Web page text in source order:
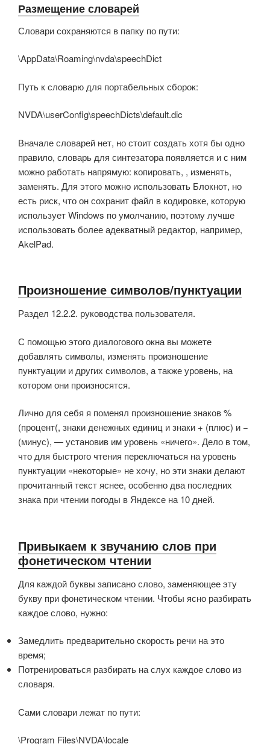
Размещение словарей
Словари сохраняются в папку по пути:
\AppData\Roaming\nvda\speechDict
Путь к словарю для портабельных сборок:
NVDA\userConfig\speechDicts\default.dic
Вначале словарей нет, но стоит создать хотя бы одно
правило, словарь для синтезатора появляется и с ним
можно работать напрямую: копировать, , изменять,
заменять. Для этого можно использовать Блокнот, но
есть риск, что он сохранит файл в кодировке, которую
использует Windows по умолчанию, поэтому лучше
использовать более адекватный редактор, например,
AkelPad.
Произношение символов/пунктуации
Раздел 12.2.2. руководства пользователя.
С помощью этого диалогового окна вы можете
добавлять символы, изменять произношение
пунктуации и других символов, а также уровень, на
котором они произносятся.
Лично для себя я поменял произношение знаков %
(процент(, знаки денежных единиц и знаки + (плюс) и −
(минус), — установив им уровень «ничего». Дело в том,
что для быстрого чтения переключаться на уровень
пунктуации «некоторые» не хочу, но эти знаки делают
прочитанный текст яснее, особенно два последних
знака при чтении погоды в Яндексе на 10 дней.
Привыкаем к звучанию слов при
фонетическом чтении
Для каждой буквы записано слово, заменяющее эту
букву при фонетическом чтении. Чтобы ясно разбирать
каждое слово, нужно:
Замедлить предварительно скорость речи на это
время;
Потренироваться разбирать на слух каждое слово из
словаря.
Сами словари лежат по пути:
\Program Files\NVDA\locale